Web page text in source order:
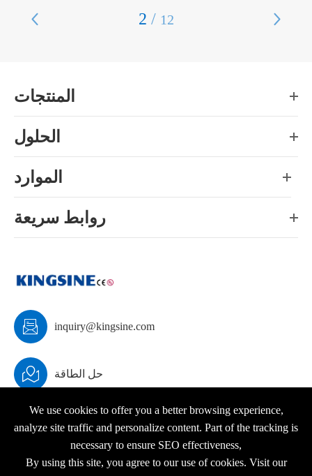
 3 / 12 
المنتجات
الحلول
الموارد
روابط سريعة
 inquiry@kingsine.com
 حل الطاقة
حقوق الطبع © KINGSINE Electric
We use cookies to offer you a better browsing experience,
analyze site traffic and personalize content. Part of the tracking is
necessary to ensure SEO effectiveness,
By using this site, you agree to our use of cookies. Visit our